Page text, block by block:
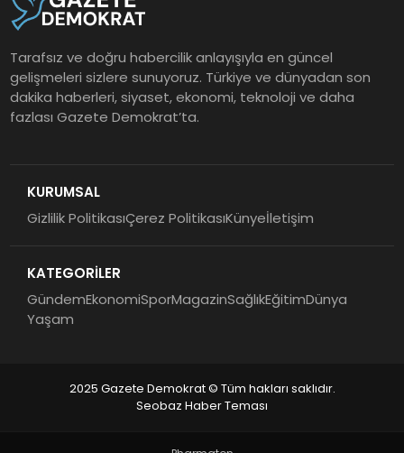
Tarafsız ve doğru habercilik anlayışıyla en güncel
gelişmeleri sizlere sunuyoruz. Türkiye ve dünyadan son
dakika haberleri, siyaset, ekonomi, teknoloji ve daha
fazlası Gazete Demokrat’ta.
KURUMSAL
Gizlilik PolitikasıÇerez PolitikasıKünyeİletişim
KATEGORİLER
GündemEkonomiSporMagazinSağlıkEğitimDünya
Yaşam
2025 Gazete Demokrat © Tüm hakları saklıdır.
Seobaz Haber Teması